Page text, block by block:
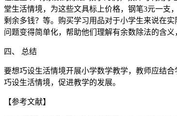
堂生活情境，为这些文具标上价格，钢笔3元一支
剩余多钱？等。购买学习用品对于小学生来说在
问题变得简单化，帮助他们理解有余数除法的含
四、 总结
要想巧设生活情境开展小学数学教学，教师应结
巧设生活情境，促进教学的发展。
【参考文献】